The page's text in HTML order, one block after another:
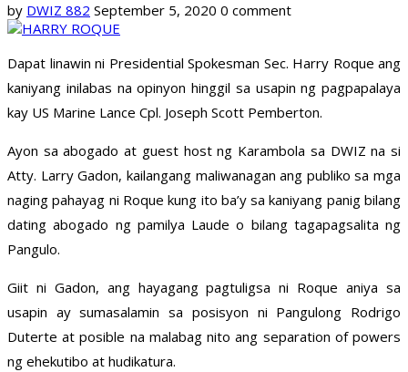
by DWIZ 882 September 5, 2020 0 comment
Dapat linawin ni Presidential Spokesman Sec. Harry Roque ang
kaniyang inilabas na opinyon hinggil sa usapin ng pagpapalaya
kay US Marine Lance Cpl. Joseph Scott Pemberton.
Ayon sa abogado at guest host ng Karambola sa DWIZ na si
Atty. Larry Gadon, kailangang maliwanagan ang publiko sa mga
naging pahayag ni Roque kung ito ba’y sa kaniyang panig bilang
dating abogado ng pamilya Laude o bilang tagapagsalita ng
Pangulo.
Giit ni Gadon, ang hayagang pagtuligsa ni Roque aniya sa
usapin ay sumasalamin sa posisyon ni Pangulong Rodrigo
Duterte at posible na malabag nito ang separation of powers
ng ehekutibo at hudikatura.